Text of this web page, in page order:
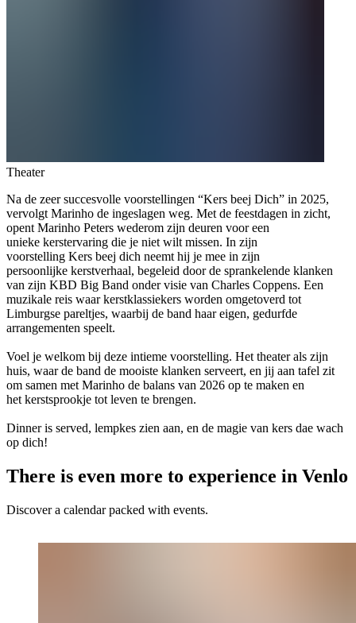
Theater
Na de zeer succesvolle voorstellingen “Kers beej Dich” in 2025,
vervolgt Marinho de ingeslagen weg. Met de feestdagen in zicht,
opent Marinho Peters wederom zijn deuren voor een
unieke kerstervaring die je niet wilt missen. In zijn
voorstelling Kers beej dich neemt hij je mee in zijn
persoonlijke kerstverhaal, begeleid door de sprankelende klanken
van zijn KBD Big Band onder visie van Charles Coppens. Een
muzikale reis waar kerstklassiekers worden omgetoverd tot
Limburgse pareltjes, waarbij de band haar eigen, gedurfde
arrangementen speelt.
Voel je welkom bij deze intieme voorstelling. Het theater als zijn
huis, waar de band de mooiste klanken serveert, en jij aan tafel zit
om samen met Marinho de balans van 2026 op te maken en
het kerstsprookje tot leven te brengen.
Dinner is served, lempkes zien aan, en de magie van kers dae wach
op dich!
There is even more to experience in Venlo
Discover a calendar packed with events.